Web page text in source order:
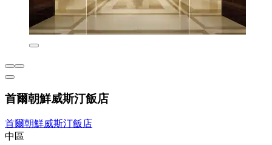
首爾朝鮮威斯汀飯店
首爾朝鮮威斯汀飯店
中區